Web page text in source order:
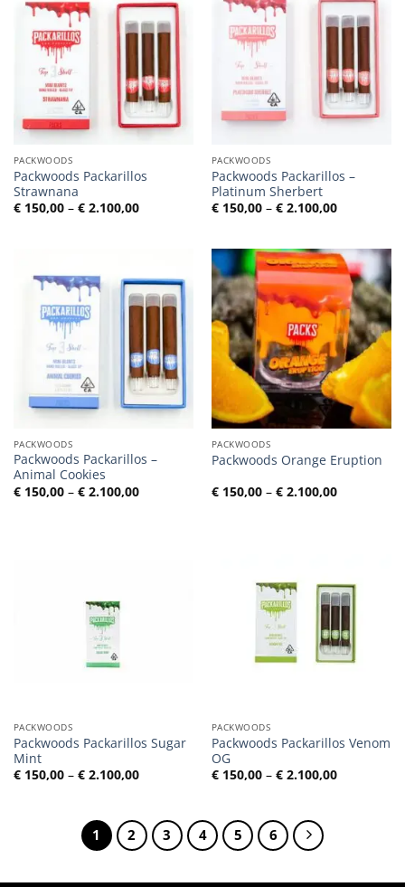
PACKWOODS
Packwoods Packarillos
Strawnana
€150,00 – €2.100,00Preisspanne:
€ 150,00
PACKWOODS
Packwoods Packarillos –
Platinum Sherbert
€150,00 – €2.100,00
€ 150,00
PACKWOODS
Packwoods Packarillos –
Animal Cookies
€150,00 – €2.100,00Preisspanne:
€ 150,00
PACKWOODS
Packwoods Orange Eruption
€150,00 – €2.100,00
€ 150,00
PACKWOODS
Packwoods Packarillos Sugar
Mint
€150,00 – €2.100,00Preisspanne:
PACKWOODS
Packwoods Packarillos Venom
OG
€150,00 – €2.100,00
1 2 3 4 5 6